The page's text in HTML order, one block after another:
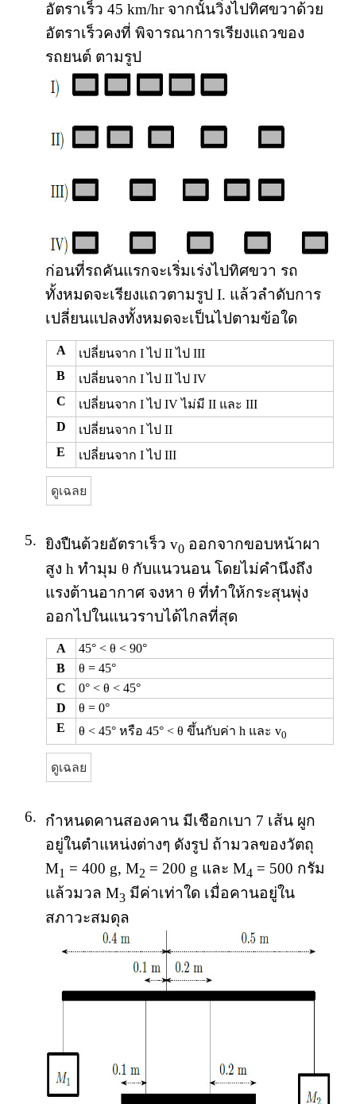
อัตราเร็ว 45 km/hr จากนั้นวิ่งไปทิศขวาด้วย
อัตราเร็วคงที่ พิจารณาการเรียงแถวของ
รถยนต์ ตามรูป
ก่อนที่รถคันแรกจะเริ่มเร่งไปทิศขวา รถ
ทั้งหมดจะเรียงแถวตามรูป I. แล้วลำดับการ
เปลี่ยนแปลงทั้งหมดจะเป็นไปตามข้อใด
A
เปลี่ยนจาก I ไป II ไป III
B
เปลี่ยนจาก I ไป II ไป IV
C
เปลี่ยนจาก I ไป IV ไม่มี II และ III
D
เปลี่ยนจาก I ไป II
E
เปลี่ยนจาก I ไป III
ดูเฉลย
5. ยิงปืนด้วยอัตราเร็ว v0ออกจากขอบหน้าผา
สูง h ทำมุม θ กับแนวนอน โดยไม่คำนึงถึง
แรงต้านอากาศ จงหา θ ที่ทำให้กระสุนพุ่ง
ออกไปในแนวราบได้ไกลที่สุด
A
45° < θ < 90°
B
θ = 45°
C
0° < θ < 45°
D
θ = 0°
E
θ < 45° หรือ 45° < θ ขึ้นกับค่า h และ v0
ดูเฉลย
6.
กำหนดคานสองคาน มีเชือกเบา 7 เส้น ผูก
อยู่ในตำแหน่งต่างๆ ดังรูป ถ้ามวลของวัตถุ
M1 = 400 g, M2 = 200 g และ M4 = 500 กรัม
แล้วมวล M3 มีค่าเท่าใด เมื่อคานอยู่ใน
สภาวะสมดุล